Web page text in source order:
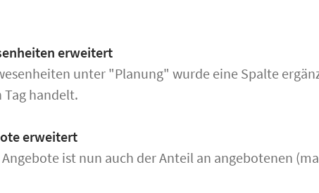
erweitert
unter "Planung" wurde eine Spalte
Tag handelt.
erweitert
ist nun auch der Anteil an angebotenen